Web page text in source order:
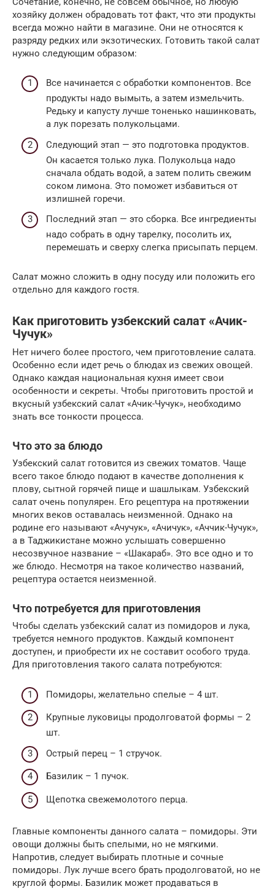
хозяйку должен обрадовать тот факт, что эти продукты
всегда можно найти в магазине. Они не относятся к
разряду редких или экзотических. Готовить такой салат
нужно следующим образом:
Все начинается с обработки компонентов. Все
продукты надо вымыть, а затем измельчить.
Редьку и капусту лучше тоненько нашинковать,
а лук порезать полукольцами.
Следующий этап — это подготовка продуктов.
Он касается только лука. Полукольца надо
сначала обдать водой, а затем полить свежим
соком лимона. Это поможет избавиться от
излишней горечи.
Последний этап — это сборка. Все ингредиенты
надо собрать в одну тарелку, посолить их,
перемешать и сверху слегка присыпать перцем.
Салат можно сложить в одну посуду или положить его
отдельно для каждого гостя.
Как приготовить узбекский салат «Ачик-
Чучук»
Нет ничего более простого, чем приготовление салата.
Особенно если идет речь о блюдах из свежих овощей.
Однако каждая национальная кухня имеет свои
особенности и секреты. Чтобы приготовить простой и
вкусный узбекский салат «Ачик-Чучук», необходимо
знать все тонкости процесса.
Что это за блюдо
Узбекский салат готовится из свежих томатов. Чаще
всего такое блюдо подают в качестве дополнения к
плову, сытной горячей пище и шашлыкам. Узбекский
салат очень популярен. Его рецептура на протяжении
многих веков оставалась неизменной. Однако на
родине его называют «Ачучук», «Ачичук», «Аччик-Чучук»,
а в Таджикистане можно услышать совершенно
несозвучное название – «Шакараб». Это все одно и то
же блюдо. Несмотря на такое количество названий,
рецептура остается неизменной.
Что потребуется для приготовления
Чтобы сделать узбекский салат из помидоров и лука,
требуется немного продуктов. Каждый компонент
доступен, и приобрести их не составит особого труда.
Для приготовления такого салата потребуются:
Помидоры, желательно спелые – 4 шт.
Крупные луковицы продолговатой формы – 2
шт.
Острый перец – 1 стручок.
Базилик – 1 пучок.
Щепотка свежемолотого перца.
Главные компоненты данного салата – помидоры. Эти
овощи должны быть спелыми, но не мягкими.
Напротив, следует выбирать плотные и сочные
помидоры. Лук лучше всего брать продолговатой, но не
круглой формы. Базилик может продаваться в